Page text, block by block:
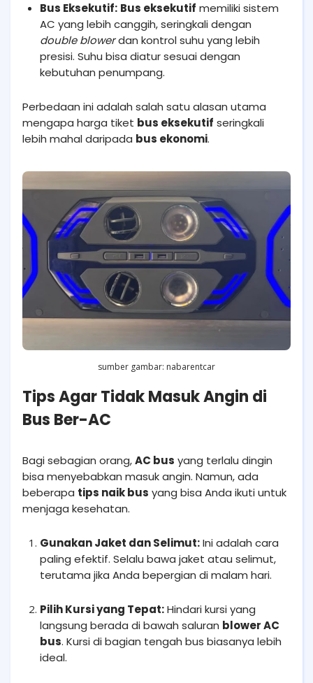
Bus Eksekutif: Bus eksekutif memiliki sistem
AC yang lebih canggih, seringkali dengan
double blowerdan kontrol suhu yang lebih
presisi. Suhu bisa diatur sesuai dengan
kebutuhan penumpang.
Perbedaan ini adalah salah satu alasan utama
mengapa harga tiket bus eksekutif seringkali
lebih mahal daripada bus ekonomi.
sumber gambar: nabarentcar
Tips Agar Tidak Masuk Angin di
Bus Ber-AC
Bagi sebagian orang,AC bus yang terlalu dingin
bisa menyebabkan masuk angin. Namun, ada
beberapa tips naik bus yang bisa Anda ikuti untuk
menjaga kesehatan.
Gunakan Jaket dan Selimut:Ini adalah cara
paling efektif. Selalu bawa jaket atau selimut,
terutama jika Anda bepergian di malam hari.
Pilih Kursi yang Tepat:Hindari kursi yang
langsung berada di bawah saluran blower AC
bus. Kursi di bagian tengah bus biasanya lebih
ideal.